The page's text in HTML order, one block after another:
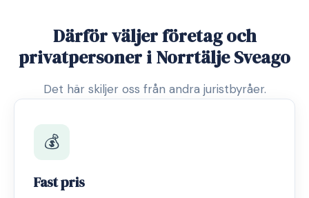
Därför väljer företag och
privatpersoner i Norrtälje Sveago
Det här skiljer oss från andra juristbyråer.
💰
Fast pris